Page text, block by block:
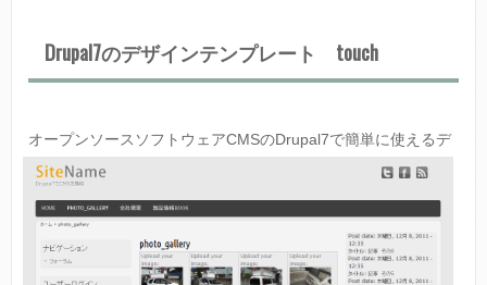
Drupal7のデザインテンプレート touch
オープンソースソフトウェアCMSのDrupal7で簡単に使えるデ